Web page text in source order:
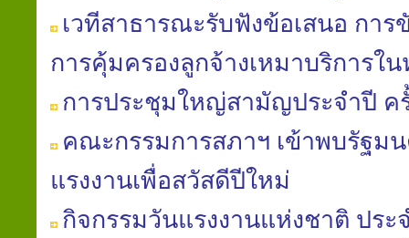
เวทีสาธารณะรับฟังข้อเสนอ การ
การคุ้มครองลูกจ้างเหมาบริการใ
การประชุมใหญ่สามัญประจำปี ค
คณะกรรมการสภาฯ เข้าพบรัฐมน
แรงงานเพื่อสวัสดีปีใหม่
กิจกรรมวันแรงงานแห่งชาติ ประ